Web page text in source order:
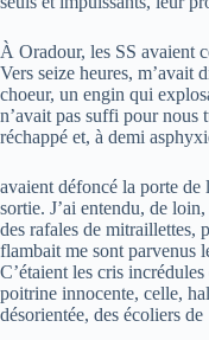
À Oradour, les SS avaient
Vers seize heures, m’avait
choeur, un engin qui
n’avait pas suffi pour nous
réchappé et, à demi
avaient défoncé la porte de
sortie. J’ai entendu, de
des rafales de mitraillettes,
flambait me sont parvenus
C’étaient les cris
poitrine innocente, celle,
désorientée, des écoliers de